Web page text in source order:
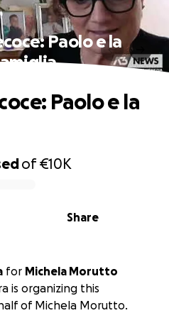
Paolo e la
of€10K
Share
Paolo e la
for Michela Morutto
is organizing this
of Michela Morutto.